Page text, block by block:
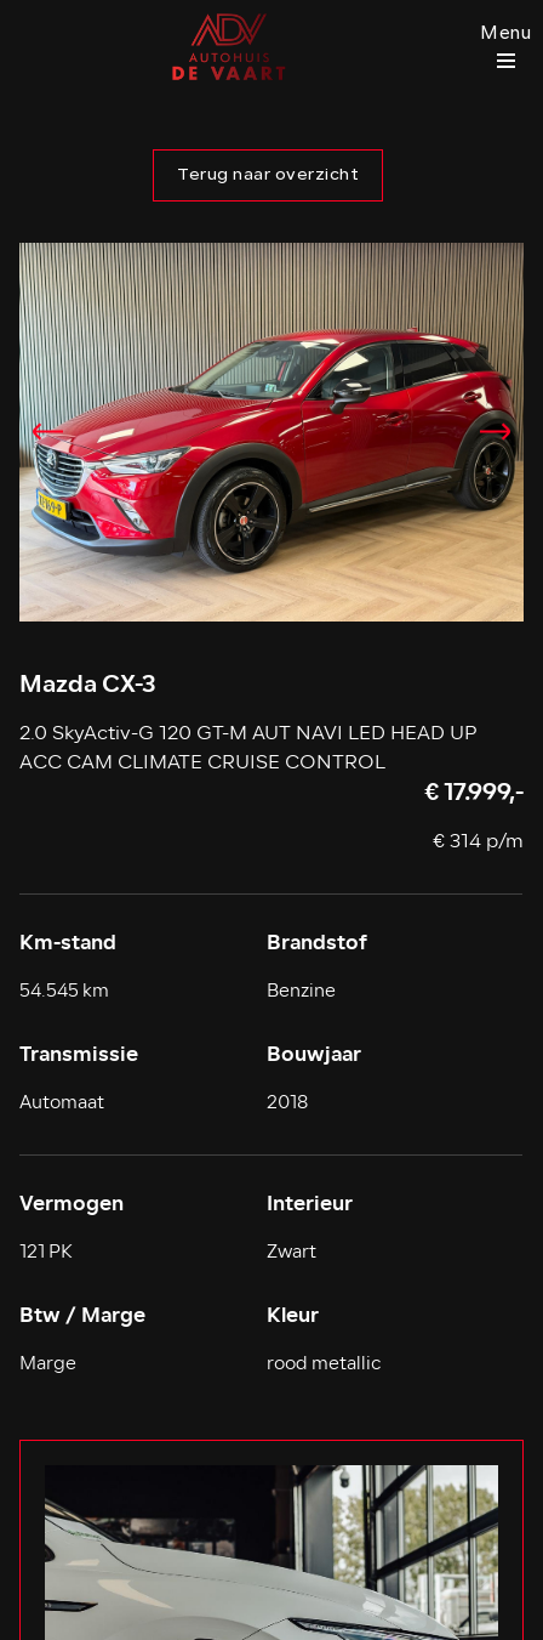
Menu
Terug naar overzicht
Mazda CX-3
2.0 SkyActiv-G 120 GT-M AUT NAVI LED HEAD UP
ACC CAM CLIMATE CRUISE CONTROL
€ 17.999,-
€ 314 p/m
Km-stand
54.545 km
Brandstof
Benzine
Transmissie
Automaat
Bouwjaar
2018
Vermogen
121 PK
Interieur
Zwart
Btw / Marge
Marge
Kleur
rood metallic